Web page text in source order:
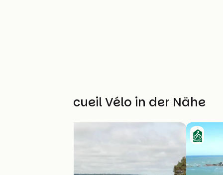
Weitere Accueil Vélo in der Nähe